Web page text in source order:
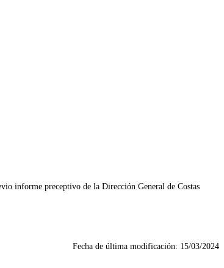
informe preceptivo de la Dirección General de Costas
Fecha de última modificación: 15/03/2024